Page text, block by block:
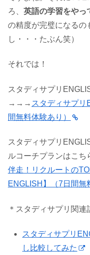
ろ、 英語の学習をやっ
の精度が完璧になるの
し・・・たぶん笑）
それでは！
スタディサプリ
→→→ スタディサプリ
間無料体験あり）
スタディサプリ
ルコーチプランはこ
伴走！リクルートの
ENGLISH】（7日間無
＊スタディサプリ関連
スタディサプリ
し比較してみた